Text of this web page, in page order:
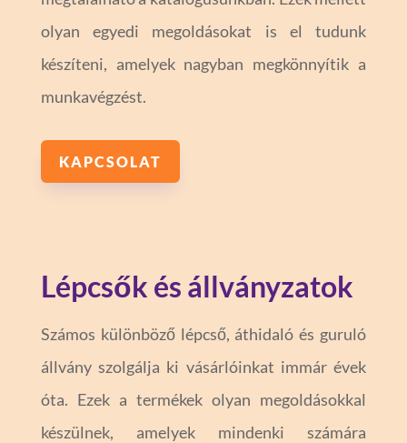
olyan egyedi megoldásokat is el tudunk
készíteni, amelyek nagyban megkönnyítik a
munkavégzést.
KAPCSOLAT
Lépcsők és állványzatok
Számos különböző lépcső, áthidaló és guruló
állvány szolgálja ki vásárlóinkat immár évek
óta. Ezek a termékek olyan megoldásokkal
készülnek, amelyek mindenki számára